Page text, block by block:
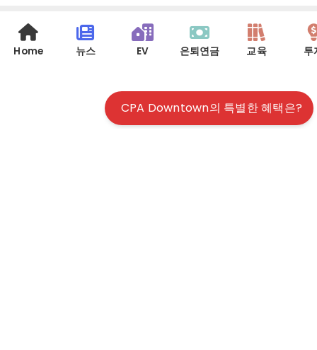
Home 뉴스 EV 은퇴연금 교육 투
CPA Downtown의 특별한 혜택은?